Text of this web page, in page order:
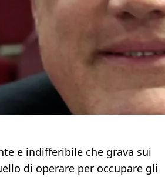
e indifferibile che grava sui
di operare per occupare gli